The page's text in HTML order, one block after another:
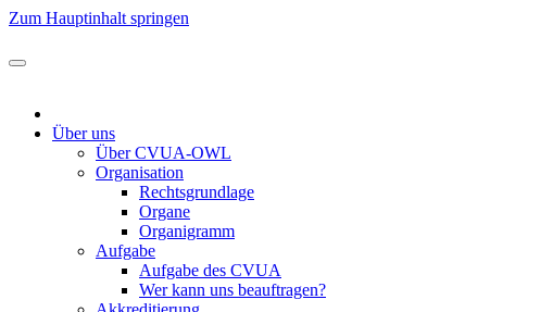
Zum Hauptinhalt springen
Über uns
Über CVUA-OWL
Organisation
Rechtsgrundlage
Organe
Organigramm
Aufgabe
Aufgabe des CVUA
Wer kann uns beauftragen?